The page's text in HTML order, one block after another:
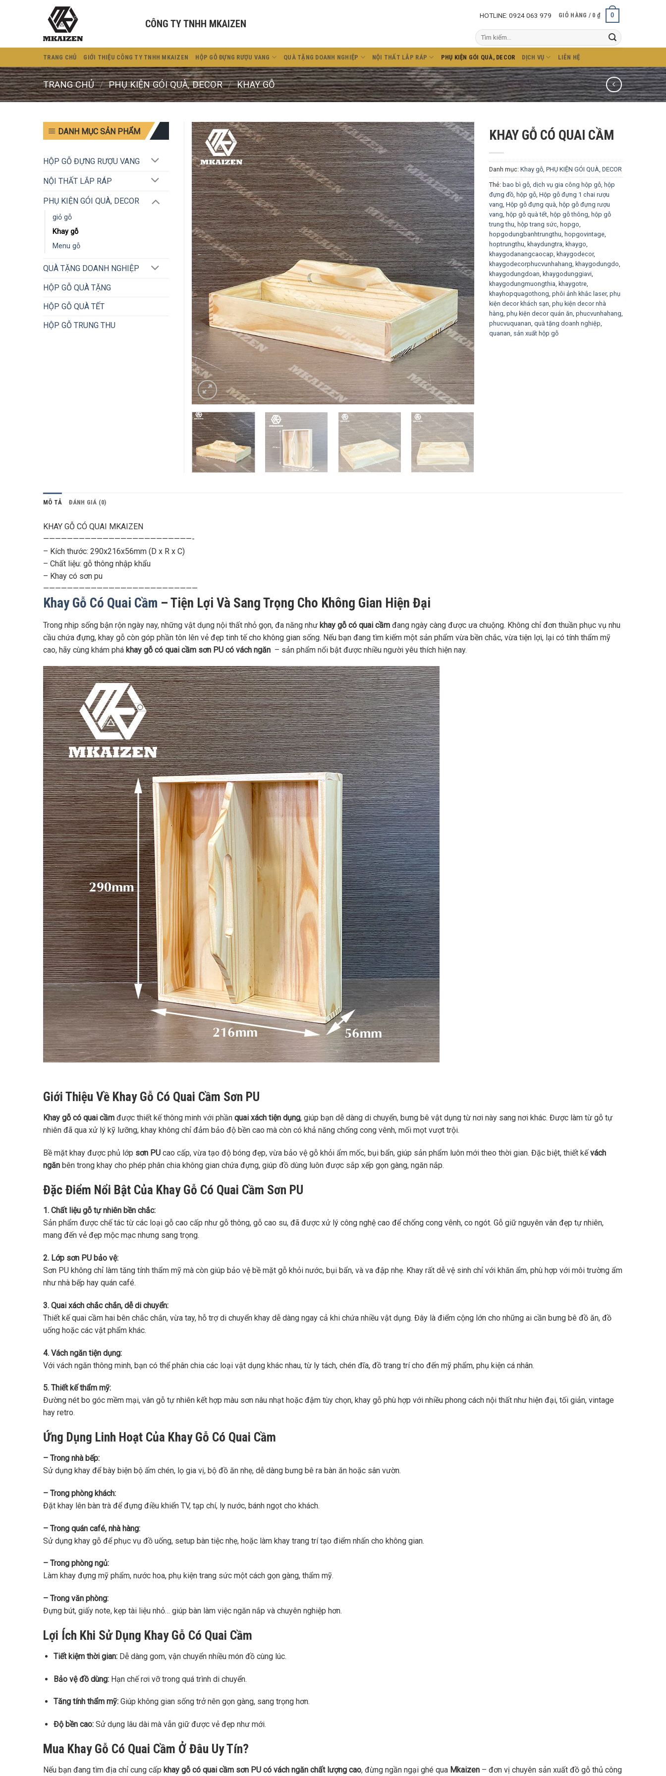
CÔNG TY TNHH MKAIZEN
HOTLINE: 0924 063 979 GIỎ HÀNG / 0 ₫ 0
Tìm
kiếm:
TRANG CHỦ GIỚI THIỆU CÔNG TY TNHH MKAIZEN HỘP GỖ ĐỰNG RƯỢU VANG QUÀ TẶNG DOANH NGHIỆP NỘI THẤT LẮP RÁP PHỤ KIỆN GÓI QUÀ, DECOR DỊCH VỤ LIÊN HỆ
TRANG CHỦ / PHỤ KIỆN GÓI QUÀ, DECOR / KHAY GỖ
KHAY GỖ CÓ QUAI CẦM
Danh mục: Khay gỗ, PHỤ KIỆN GÓI QUÀ, DECOR
Thẻ: bao bì gỗ, dịch vụ gia công hộp gỗ, hộp
đựng đồ, hộp gỗ, Hộp gỗ đựng 1 chai rượu
vang, Hộp gỗ đựng quà, hộp gỗ đựng rượu
vang, hộp gỗ quà tết, hộp gỗ thông, hộp gỗ
trung thu, hộp trang sức, hopgo,
hopgodungbanhtrungthu, hopgovintage,
hoptrungthu, khaydungtra, khaygo,
khaygodanangcaocap, khaygodecor,
khaygodecorphucvunhahang, khaygodungdo,
khaygodungdoan, khaygodunggiavi,
khaygodungmuongthia, khaygotre,
khayhopquagothong, phôi ảnh khắc laser, phụ
kiện decor khách sạn, phụ kiện decor nhà
hàng, phụ kiện decor quán ăn, phucvunhahang,
phucvuquanan, quà tặng doanh nghiệp,
quanan, sản xuất hộp gỗ
DANH MỤC SẢN PHẨM
HỘP GỖ ĐỰNG RƯỢU VANG
NỘI THẤT LẮP RÁP
PHỤ KIỆN GÓI QUÀ, DECOR
giỏ gỗ
Khay gỗ
Menu gỗ
QUÀ TẶNG DOANH NGHIỆP
HỘP GỖ QUÀ TẶNG
HỘP GỖ QUÀ TẾT
HỘP GỖ TRUNG THU
MÔ TẢ ĐÁNH GIÁ (0)
KHAY GỖ CÓ QUAI MKAIZEN
—————————————————————————-
– Kích thước: 290x216x56mm (D x R x C)
– Chất liệu: gỗ thông nhập khẩu
– Khay có sơn pu
——————————————————————————
Khay Gỗ Có Quai Cầm – Tiện Lợi Và Sang Trọng Cho Không Gian Hiện Đại
Trong nhịp sống bận rộn ngày nay, những vật dụng nội thất nhỏ gọn, đa năng như khay gỗ có quai cầm đang ngày càng được ưa chuộng. Không chỉ đơn thuần phục vụ nhu
cầu chứa đựng, khay gỗ còn góp phần tôn lên vẻ đẹp tinh tế cho không gian sống. Nếu bạn đang tìm kiếm một sản phẩm vừa bền chắc, vừa tiện lợi, lại có tính thẩm mỹ
cao, hãy cùng khám phá khay gỗ có quai cầm sơn PU có vách ngăn – sản phẩm nổi bật được nhiều người yêu thích hiện nay.
Giới Thiệu Về Khay Gỗ Có Quai Cầm Sơn PU
Khay gỗ có quai cầm được thiết kế thông minh với phần quai xách tiện dụng, giúp bạn dễ dàng di chuyển, bưng bê vật dụng từ nơi này sang nơi khác. Được làm từ gỗ tự
nhiên đã qua xử lý kỹ lưỡng, khay không chỉ đảm bảo độ bền cao mà còn có khả năng chống cong vênh, mối mọt vượt trội.
Bề mặt khay được phủ lớp sơn PU cao cấp, vừa tạo độ bóng đẹp, vừa bảo vệ gỗ khỏi ẩm mốc, bụi bẩn, giúp sản phẩm luôn mới theo thời gian. Đặc biệt, thiết kếvách
ngăn bên trong khay cho phép phân chia không gian chứa đựng, giúp đồ dùng luôn được sắp xếp gọn gàng, ngăn nắp.
Đặc Điểm Nổi Bật Của Khay Gỗ Có Quai Cầm Sơn PU
1. Chất liệu gỗ tự nhiên bền chắc:
Sản phẩm được chế tác từ các loại gỗ cao cấp như gỗ thông, gỗ cao su, đã được xử lý công nghệ cao để chống cong vênh, co ngót. Gỗ giữ nguyên vân đẹp tự nhiên,
mang đến vẻ đẹp mộc mạc nhưng sang trọng.
2. Lớp sơn PU bảo vệ:
Sơn PU không chỉ làm tăng tính thẩm mỹ mà còn giúp bảo vệ bề mặt gỗ khỏi nước, bụi bẩn, và va đập nhẹ. Khay rất dễ vệ sinh chỉ với khăn ẩm, phù hợp với môi trường ẩm
như nhà bếp hay quán café.
3. Quai xách chắc chắn, dễ di chuyển:
Thiết kế quai cầm hai bên chắc chắn, vừa tay, hỗ trợ di chuyển khay dễ dàng ngay cả khi chứa nhiều vật dụng. Đây là điểm cộng lớn cho những ai cần bưng bê đồ ăn, đồ
uống hoặc các vật phẩm khác.
4. Vách ngăn tiện dụng:
Với vách ngăn thông minh, bạn có thể phân chia các loại vật dụng khác nhau, từ ly tách, chén đĩa, đồ trang trí cho đến mỹ phẩm, phụ kiện cá nhân.
5. Thiết kế thẩm mỹ:
Đường nét bo góc mềm mại, vân gỗ tự nhiên kết hợp màu sơn nâu nhạt hoặc đậm tùy chọn, khay gỗ phù hợp với nhiều phong cách nội thất như hiện đại, tối giản, vintage
hay retro.
Ứng Dụng Linh Hoạt Của Khay Gỗ Có Quai Cầm
– Trong nhà bếp:
Sử dụng khay để bày biện bộ ấm chén, lọ gia vị, bộ đồ ăn nhẹ, dễ dàng bưng bê ra bàn ăn hoặc sân vườn.
– Trong phòng khách:
Đặt khay lên bàn trà để đựng điều khiển TV, tạp chí, ly nước, bánh ngọt cho khách.
– Trong quán café, nhà hàng:
Sử dụng khay gỗ để phục vụ đồ uống, setup bàn tiệc nhẹ, hoặc làm khay trang trí tạo điểm nhấn cho không gian.
– Trong phòng ngủ:
Làm khay đựng mỹ phẩm, nước hoa, phụ kiện trang sức một cách gọn gàng, thẩm mỹ.
– Trong văn phòng:
Đựng bút, giấy note, kẹp tài liệu nhỏ… giúp bàn làm việc ngăn nắp và chuyên nghiệp hơn.
Lợi Ích Khi Sử Dụng Khay Gỗ Có Quai Cầm
Tiết kiệm thời gian:Dễ dàng gom, vận chuyển nhiều món đồ cùng lúc.
Bảo vệ đồ dùng:Hạn chế rơi vỡ trong quá trình di chuyển.
Tăng tính thẩm mỹ:Giúp không gian sống trở nên gọn gàng, sang trọng hơn.
Độ bền cao:Sử dụng lâu dài mà vẫn giữ được vẻ đẹp như mới.
Mua Khay Gỗ Có Quai Cầm Ở Đâu Uy Tín?
Nếu bạn đang tìm địa chỉ cung cấp khay gỗ có quai cầm sơn PU có vách ngăn chất lượng cao, đừng ngần ngại ghé qua Mkaizen – đơn vị chuyên sản xuất đồ gỗ thủ công